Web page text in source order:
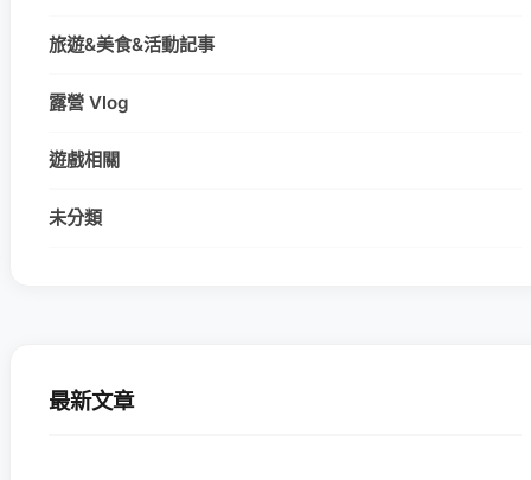
旅遊&美食&活動記事
露營 Vlog
遊戲相關
未分類
最新文章